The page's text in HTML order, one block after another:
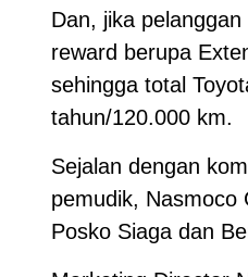
Dan, jika
reward berupa
sehingga total
tahun/120.000 km.
Sejalan dengan
pemudik, Nasmoco
Posko Siaga dan